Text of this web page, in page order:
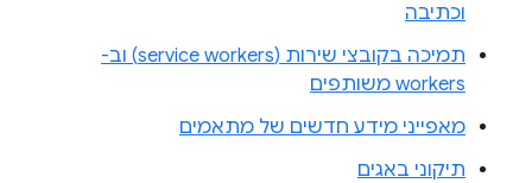
וכתיבה
תמיכה בקובצי שירות (service workers) וב-
workers משותפים
מאפייני מידע חדשים של מתאמים
תיקוני באגים